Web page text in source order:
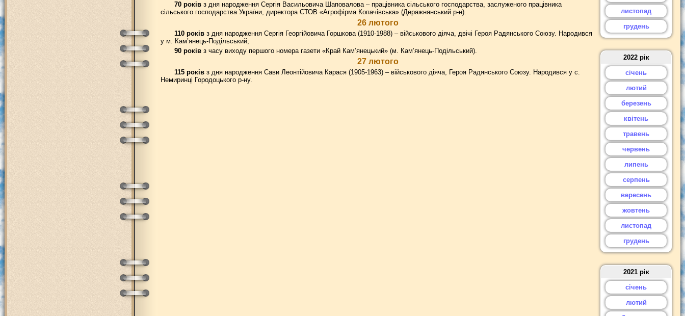
70 роківз дня народження Сергія Васильовича Шаповалова – працівника сільського господарства, заслуженого працівника
сільського господарства України, директора СТОВ «Агрофірма Копачівська» (Деражнянський р-н).
26 лютого
110 роківз дня народження Сергія Георгійовича Горшкова (1910-1988) – військового діяча, двічі Героя Радянського Союзу. Народився
у м. Кам’янець-Подільський;
90 роківз часу виходу першого номера газети «Край Кам’янецький» (м. Кам’янець-Подільський).
27 лютого
115 роківз дня народження Сави Леонтійовича Карася (1905-1963) – військового діяча, Героя Радянського Союзу. Народився у с.
Немиринці Городоцького р-ну.
листопад
грудень
2022 рік
січень
лютий
березень
квітень
травень
червень
липень
серпень
вересень
жовтень
листопад
грудень
2021 рік
січень
лютий